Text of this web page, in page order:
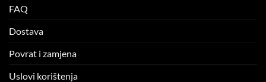
FAQ
Dostava
Povrat i zamjena
Uslovi korištenja